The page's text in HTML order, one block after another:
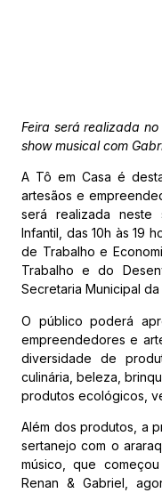
Feira será realizada
show musical com
A Tô em Casa é
artesãos e
será realizada
Infantil, das 10h às 19
de Trabalho e
Trabalho e do
Secretaria Municipal da
O público poderá
empreendedores e
diversidade de
culinária, beleza,
produtos ecológicos,
Além dos produtos, a
sertanejo com o
músico, que
Renan & Gabriel,